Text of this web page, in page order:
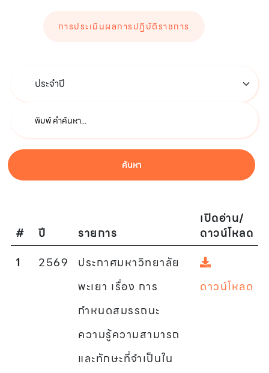
การประเมินผลการปฏิบัติราชการ
ค้นหา
# ปี รายการ
เปิดอ่าน/
ดาวน์โหลด
1
2569
ประกาศมหาวิทยาลัย
พะเยา เรื่อง การ
กำหนดสมรรถนะ
ความรู้ความสามารถ
และทักษะที่จำเป็นใน
ดาวน์โหลด